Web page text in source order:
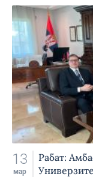
13
мар
Рабат: